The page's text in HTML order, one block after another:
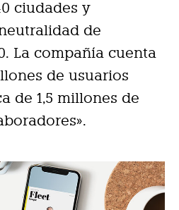
ciudades y
de
La compañía cuenta
de usuarios
de 1,5 millones de